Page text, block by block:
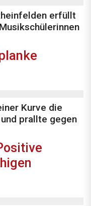
erfüllt
Kurve die
prallte gegen